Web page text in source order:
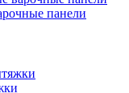
панели